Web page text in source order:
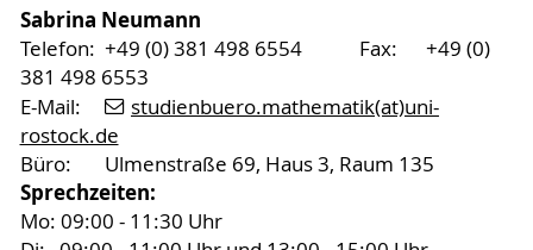
Sabrina Neumann
Telefon: +49 (0) 381 498 6554 Fax: +49 (0)
381 498 6553
E-Mail:
studienbuero.mathematik(at)uni-
rostock.de
Büro: Ulmenstraße 69, Haus 3, Raum 135
Sprechzeiten:
Mo: 09:00 - 11:30 Uhr